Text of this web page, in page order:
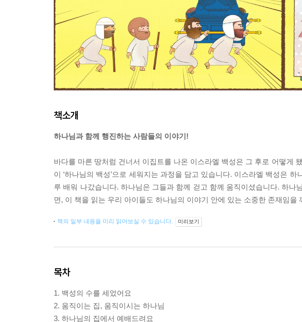
책소개
하나님과 함께 행진하는 사람들의 이야기!
바다를 마른 땅처럼 건너서 이집트를 나온 이스라엘 백성은 그 후로 어떻게
이 ‘하나님의 백성’으로 세워지는 과정을 담고 있습니다. 이스라엘 백성은
루 배워 나갔습니다. 하나님은 그들과 함께 걷고 함께 움직이셨습니다. 하
면, 이 책을 읽는 우리 아이들도 하나님의 이야기 안에 있는 소중한 존재임을
책의 일부 내용을 미리 읽어보실 수 있습니다. 미리보기
목차
1. 백성의 수를 세었어요
2. 움직이는 집, 움직이시는 하나님
3. 하나님의 집에서 예배드려요